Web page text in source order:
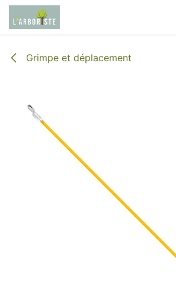
Se rendre au contenu
Grimpe et déplacement